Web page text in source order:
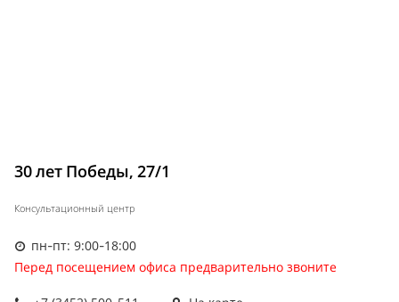
30 лет Победы, 27/1
Консультационный центр
пн-пт: 9:00-18:00
Перед посещением офиса предварительно звоните